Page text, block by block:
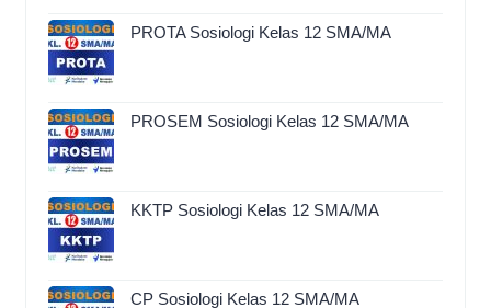
PROTA Sosiologi Kelas 12 SMA/MA
PROSEM Sosiologi Kelas 12 SMA/MA
KKTP Sosiologi Kelas 12 SMA/MA
CP Sosiologi Kelas 12 SMA/MA